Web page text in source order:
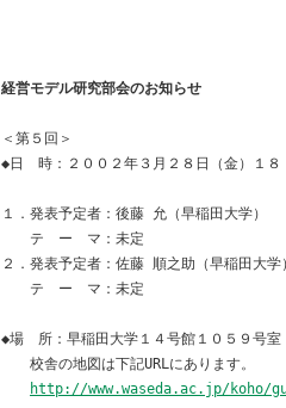
経営モデル研究部会のお知らせ
＜第５回＞
◆日　時：２００２年３月２８日（金）１８
１．発表予定者：後藤 允（早稲田大学）
テ　ー　マ：未定
２．発表予定者：佐藤 順之助（早稲田大学
テ　ー　マ：未定
◆場　所：早稲田大学１４号館１０５９号室
校舎の地図は下記URLにあります。
http://www.waseda.ac.jp/koho/